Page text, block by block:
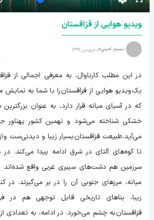
ویدیو هوایی از قزاقستان
نسیم امینی04 فروردین 1399
در این مطلب کارناوال، به معرفی اجمالی از
یک ویدیو هوایی از قزاقستان را با شما به نمایش
که در آسیای میانه قرار دارد، به عنوان
خشکی شناخته می‌شود و نهمین کشور پهناور
می‌آید. طبیعت قزاقستان بسیار زیبا و دیدنی‌ست و
تا کوه‌های آلتای در شرق ادامه پیدا می‌کند.
سرزمین هم دشت‌های سیبری غربی واقع شده‌اند و
میانه، مرزهای جنوبی آن را در بر می‌گیرند. در
زیبا، بناهای تاریخی قابل توجهی هم در
قزاقستان به چشم می‌خورد. در ادامه، به تعدادی